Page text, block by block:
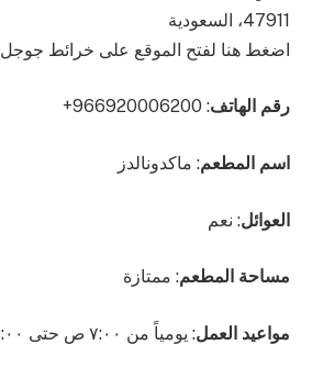
47911، السعودية
اضغط هنا لفتح الموقع على خرائط جوجل
رقم الهاتف: 966920006200+
اسم المطعم: ماكدونالدز
العوائل: نعم
مساحة المطعم: ممتازة
مواعيد العمل: يومياً من ٧:٠٠ ص حتى ١:٠٠ ص